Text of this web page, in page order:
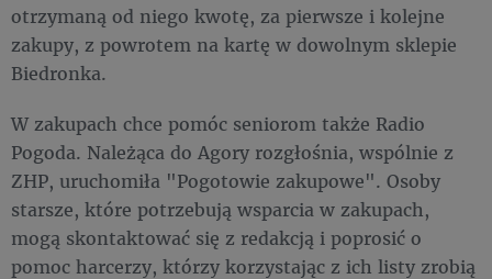
otrzymaną od niego kwotę, za pierwsze i kolejne
zakupy, z powrotem na kartę w dowolnym sklepie
Biedronka.
W zakupach chce pomóc seniorom także Radio
Pogoda. Należąca do Agory rozgłośnia, wspólnie z
ZHP, uruchomiła "Pogotowie zakupowe". Osoby
starsze, które potrzebują wsparcia w zakupach,
mogą skontaktować się z redakcją i poprosić o
pomoc harcerzy, którzy korzystając z ich listy zrobią